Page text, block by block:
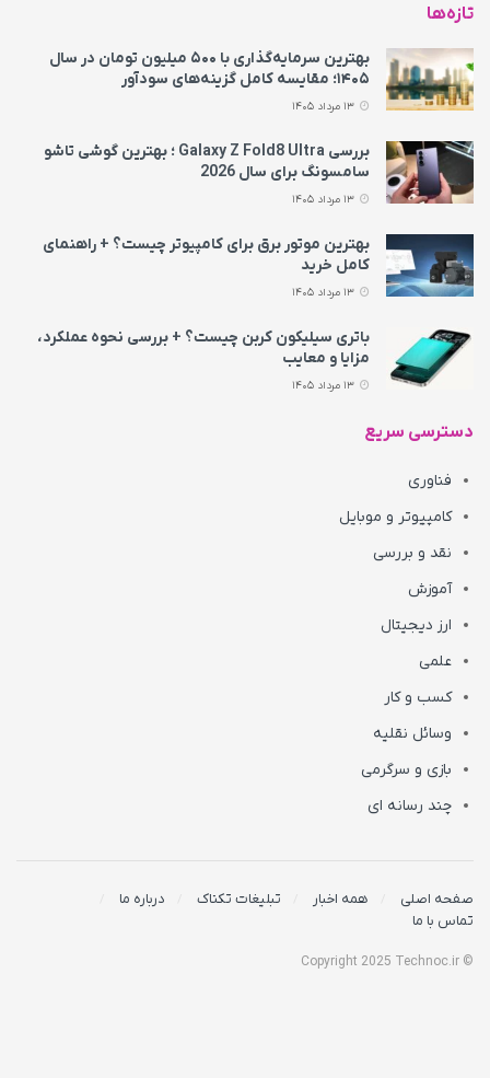
تازه‌ها
بهترین سرمایه‌گذاری با ۵۰۰ میلیون تومان در سال
۱۴۰۵؛ مقایسه کامل گزینه‌های سودآور
بررسی Galaxy Z Fold8 Ultra ؛ بهترین گوشی تاشو
سامسونگ برای سال 2026
بهترین موتور برق برای کامپیوتر چیست؟ + راهنمای
کامل خرید
باتری سیلیکون کربن چیست؟ + بررسی نحوه عملکرد،
مزایا و معایب
دسترسی سریع
فناوری
کامپیوتر و موبایل
نقد و بررسی
آموزش
ارز دیجیتال
علمی
کسب و کار
وسائل نقلیه
بازی و سرگرمی
چند رسانه ای
صفحه اصلی همه اخبار تبلیغات تکناک
درباره ما
تماس با ما
© Copyright 2025 Technoc.ir